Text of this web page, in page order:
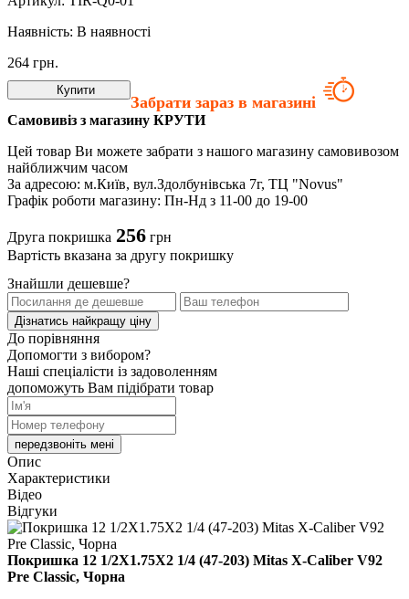
Наявність: В наявності
264 грн.
Купити
Забрати зараз в магазині
Самовивіз з магазину КРУТИ
Цей товар Ви можете забрати з нашого магазину самовивозом
найближчим часом
За адресою: м.Київ, вул.Здолбунівська 7г, ТЦ "Novus"
Графік роботи магазину: Пн-Нд з 11-00 до 19-00
Друга покришка 256 грн
Вартість вказана за другу покришку
Знайшли дешевше?
Дізнатись найкращу ціну
До порівняння
Допомогти з вибором?
Наші спеціалісти із задоволенням
допоможуть Вам підібрати товар
передзвоніть мені
Опис
Характеристики
Відео
Відгуки
Покришка 12 1/2X1.75X2 1/4 (47-203) Mitas X-Caliber V92
Pre Classic, Чорна